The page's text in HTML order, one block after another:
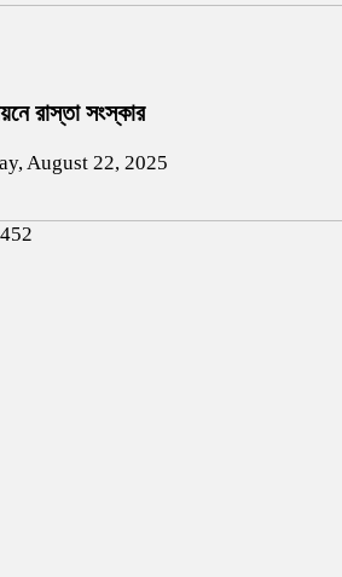
রাস্তা সংস্কার
August 22, 2025